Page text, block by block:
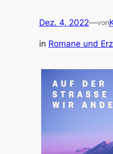
Dez. 4, 2022—von
in Romane und